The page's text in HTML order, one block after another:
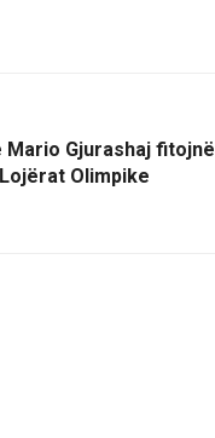
Mario Gjurashaj fitojnë
Olimpike